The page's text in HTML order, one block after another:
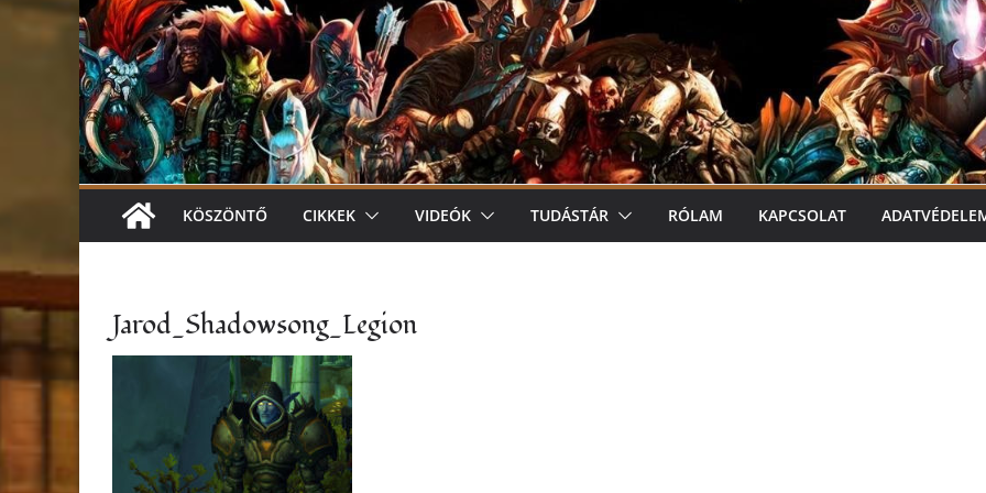
KÖSZÖNTŐ CIKKEK VIDEÓK TUDÁSTÁR RÓLAM KAPCSOLAT
Jarod_Shadowsong_Legion